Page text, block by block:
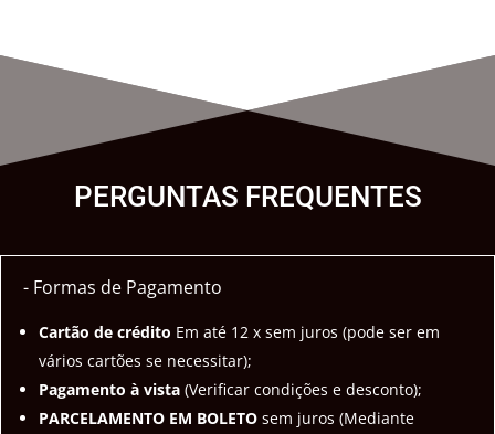
PERGUNTAS FREQUENTES
- Formas de Pagamento
Cartão de crédito Em até 12 x sem juros (pode ser em
vários cartões se necessitar);
Pagamento à vista (Verificar condições e desconto);
PARCELAMENTO EM BOLETO sem juros (Mediante